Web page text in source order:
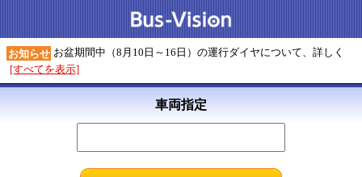
お知らせ お盆期間中（8月10日～16日）の運行ダイヤについて、詳しく
[すべてを表示]
車両指定